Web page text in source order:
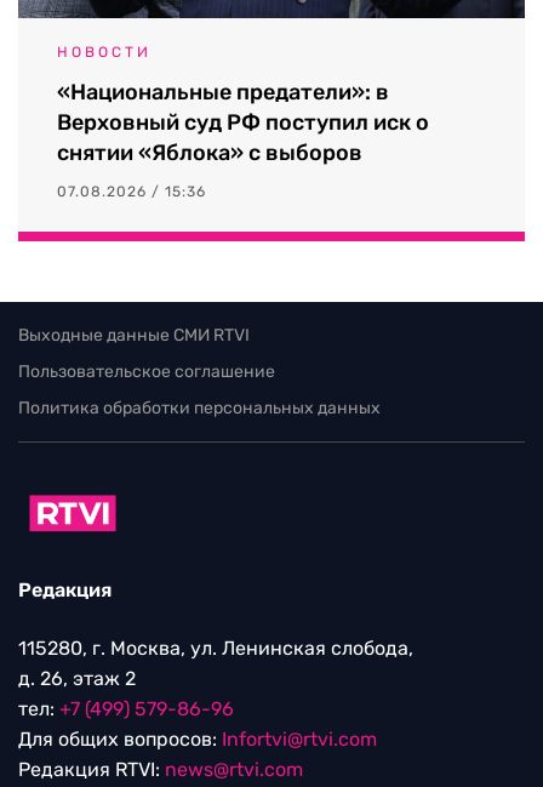
НОВОСТИ
«Национальные предатели»: в
Верховный суд РФ поступил иск о
снятии «Яблока» с выборов
07.08.2026 / 15:36
Выходные данные СМИ RTVI
Пользовательское соглашение
Политика обработки персональных данных
Редакция
115280, г. Москва, ул. Ленинская слобода,
д. 26, этаж 2
тел: +7 (499) 579-86-96
Для общих вопросов: Infortvi@rtvi.com
Редакция RTVI: news@rtvi.com